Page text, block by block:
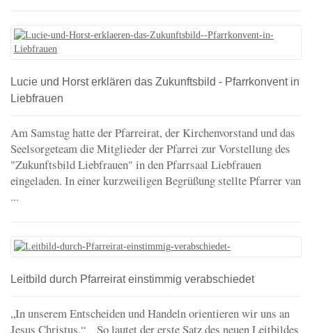
Lucie und Horst erklären das Zukunftsbild - Pfarrkonvent in
Liebfrauen
Am Samstag hatte der Pfarreirat, der Kirchenvorstand und das
Seelsorgeteam die Mitglieder der Pfarrei zur Vorstellung des
"Zukunftsbild Liebfrauen" in den Pfarrsaal Liebfrauen
eingeladen. In einer kurzweiligen Begrüßung stellte Pfarrer van
...
Leitbild durch Pfarreirat einstimmig verabschiedet
„In unserem Entscheiden und Handeln orientieren wir uns an
Jesus Christus.“ So lautet der erste Satz des neuen Leitbildes